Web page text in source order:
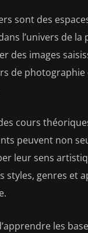
sont des
l’univers de
des images
de
cours
peuvent non
leur sens
styles, genres et
les